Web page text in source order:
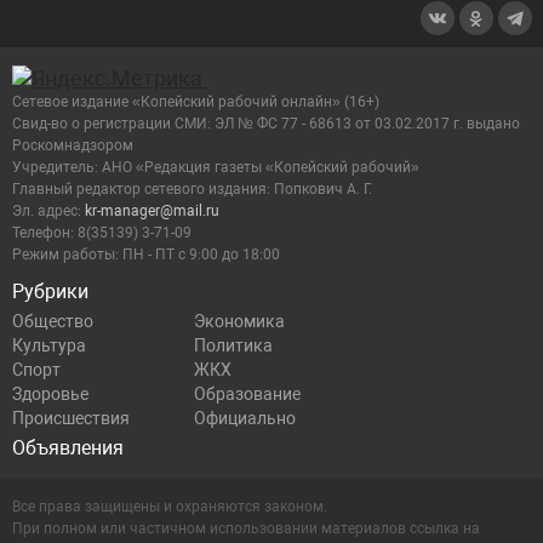
Рубрики
Общество
Экономика
Культура
Политика
Спорт
ЖКХ
Здоровье
Образование
Происшествия
Официально
Объявления
Сетевое издание «Копейский рабочий онлайн» (16+)
Cвид-во о регистрации СМИ: ЭЛ № ФС 77 - 68613 от 03.02.2017 г. выдано
Роскомнадзором
Учредитель: АНО «Редакция газеты «Копейский рабочий»
Главный редактор сетевого издания: Попкович А. Г.
Эл. адрес: kr-manager@mail.ru
Телефон: 8(35139) 3-71-09
Режим работы: ПН - ПТ с 9:00 до 18:00
Все права защищены и охраняются законом.
При полном или частичном использовании материалов ссылка на